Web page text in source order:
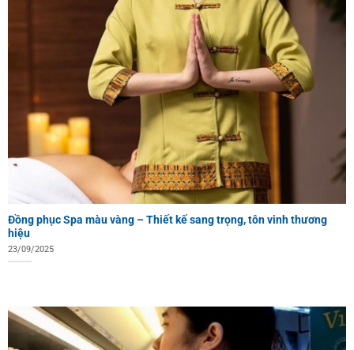
Đồng phục Spa màu vàng – Thiết kế sang trọng, tôn vinh thương
hiệu
23/09/2025